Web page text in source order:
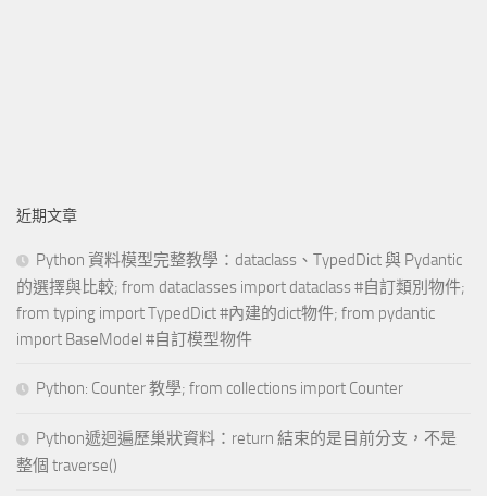
近期文章
Python 資料模型完整教學：dataclass、TypedDict 與 Pydantic
的選擇與比較; from dataclasses import dataclass #自訂類別物件;
from typing import TypedDict #內建的dict物件; from pydantic
import BaseModel #自訂模型物件
Python: Counter 教學; from collections import Counter
Python遞迴遍歷巢狀資料：return 結束的是目前分支，不是
整個 traverse()